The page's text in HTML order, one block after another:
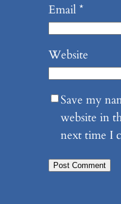
Email*
Website
Save my
website in
next time I